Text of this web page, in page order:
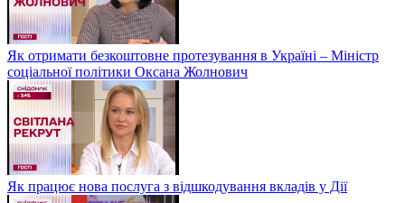
Як отримати безкоштовне протезування в Україні – Міністр
соціальної політики Оксана Жолнович
Як працює нова послуга з відшкодування вкладів у Дії